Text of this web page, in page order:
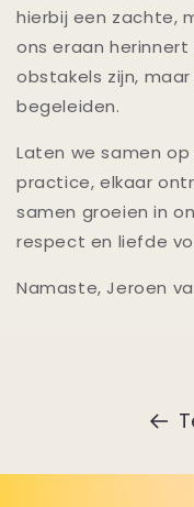
hierbij een zachte,
ons eraan
obstakels zijn,
begeleiden.
Laten we samen op
practice, elkaar
samen groeien in
respect en liefde
Namaste, Jeroen